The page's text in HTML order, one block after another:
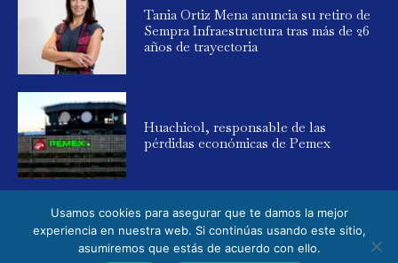
Tania Ortiz Mena anuncia su retiro de
Sempra Infraestructura tras más de 26
años de trayectoria
Huachicol, responsable de las
pérdidas económicas de Pemex
Usamos cookies para asegurar que te damos la mejor
experiencia en nuestra web. Si continúas usando este sitio,
asumiremos que estás de acuerdo con ello.